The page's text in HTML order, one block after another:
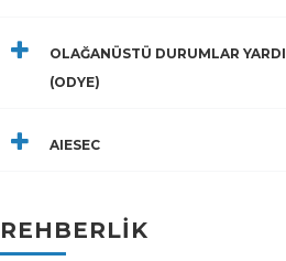
OLAĞANÜSTÜ DURUMLAR
(ODYE)
AIESEC
REHBERLİK